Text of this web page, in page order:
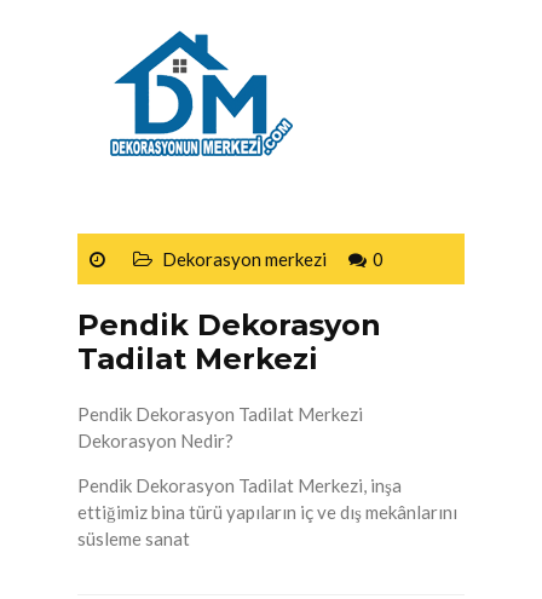
Dekorasyon merkezi 0
Pendik Dekorasyon
Tadilat Merkezi
Pendik Dekorasyon Tadilat Merkezi
Dekorasyon Nedir?
Pendik Dekorasyon Tadilat Merkezi, inşa
ettiğimiz bina türü yapıların iç ve dış mekânlarını
süsleme sanat